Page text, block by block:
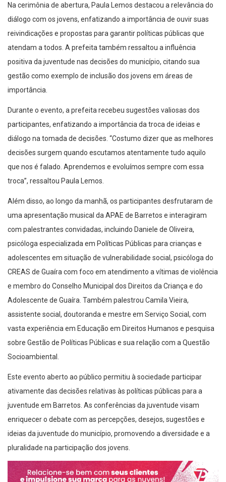
diálogo com os jovens, enfatizando a importância de ouvir suas
reivindicações e propostas para garantir políticas públicas que
atendam a todos. A prefeita também ressaltou a influência
positiva da juventude nas decisões do município, citando sua
gestão como exemplo de inclusão dos jovens em áreas de
importância.
participantes, enfatizando a importância da troca de ideias e
diálogo na tomada de decisões. “Costumo dizer que as melhores
decisões surgem quando escutamos atentamente tudo aquilo
que nos é falado. Aprendemos e evoluímos sempre com essa
troca”, ressaltou Paula Lemos.
uma apresentação musical da APAE de Barretos e interagiram
com palestrantes convidadas, incluindo Daniele de Oliveira,
psicóloga especializada em Políticas Públicas para crianças e
adolescentes em situação de vulnerabilidade social, psicóloga do
CREAS de Guaíra com foco em atendimento a vítimas de violência
e membro do Conselho Municipal dos Direitos da Criança e do
Adolescente de Guaíra. Também palestrou Camila Vieira,
assistente social, doutoranda e mestre em Serviço Social, com
vasta experiência em Educação em Direitos Humanos e pesquisa
sobre Gestão de Políticas Públicas e sua relação com a Questão
Socioambiental.
ativamente das decisões relativas às políticas públicas para a
juventude em Barretos. As conferências da juventude visam
enriquecer o debate com as percepções, desejos, sugestões e
ideias da juventude do município, promovendo a diversidade e a
pluralidade na participação dos jovens.